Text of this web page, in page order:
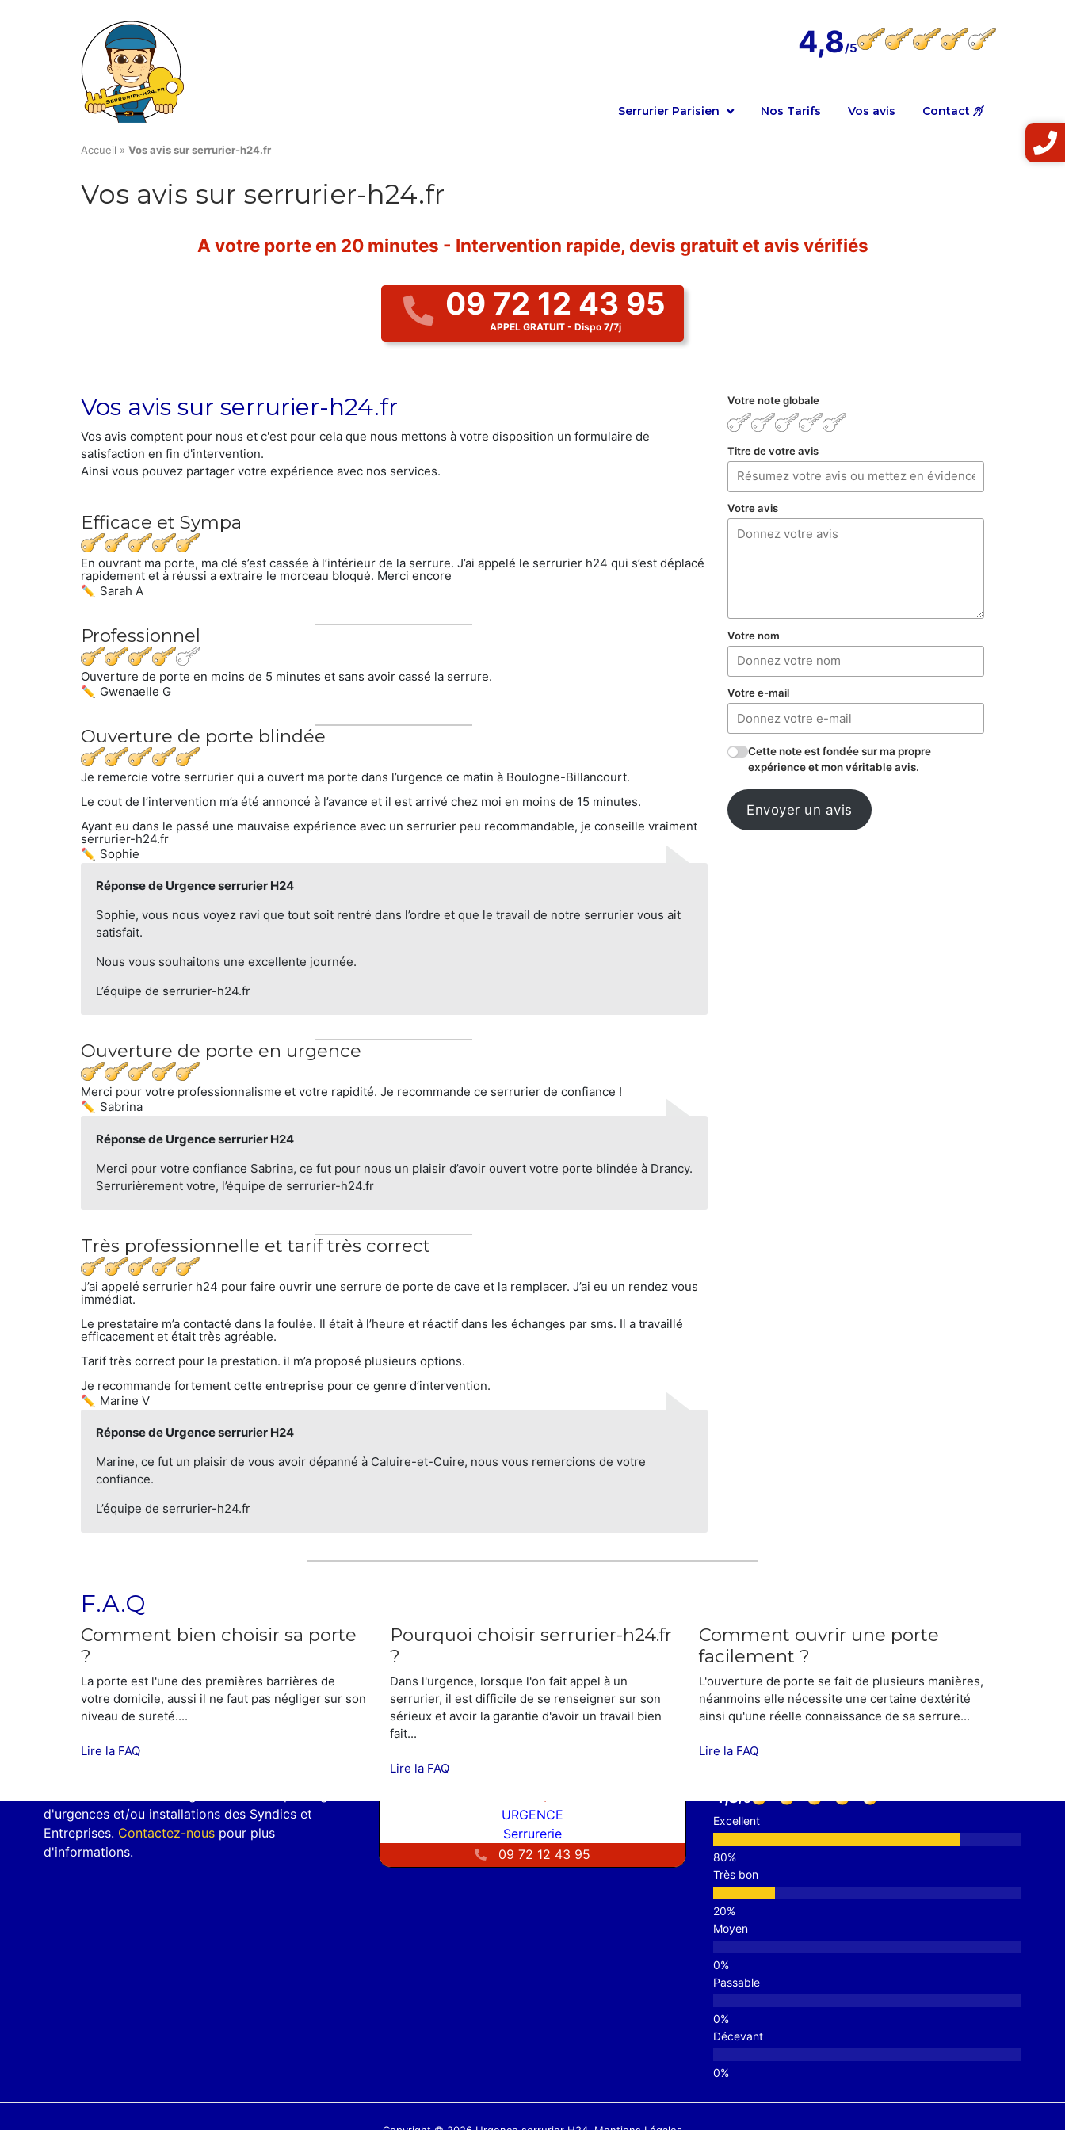
4,8
Serrurier Parisien Nos Tarifs Vos avis Contact
Accueil » Vos avis sur serrurier-h24.fr
Vos avis sur serrurier-h24.fr
A votre porte en 20 minutes - Intervention rapide, devis gratuit et avis vérifiés
09 72 12 43 95
APPEL GRATUIT - Dispo 7/7j
Vos avis sur serrurier-h24.fr
Vos avis comptent pour nous et c'est pour cela que nous mettons à votre disposition un formulaire de
satisfaction en fin d'intervention.
Ainsi vous pouvez partager votre expérience avec nos services.
Efficace et Sympa
En ouvrant ma porte, ma clé s’est cassée à l’intérieur de la serrure. J’ai appelé le serrurier h24 qui s’est déplacé
rapidement et à réussi a extraire le morceau bloqué. Merci encore
Sarah A
Professionnel
Ouverture de porte en moins de 5 minutes et sans avoir cassé la serrure.
Gwenaelle G
Ouverture de porte blindée
Je remercie votre serrurier qui a ouvert ma porte dans l’urgence ce matin à Boulogne-Billancourt.
Le cout de l’intervention m’a été annoncé à l’avance et il est arrivé chez moi en moins de 15 minutes.
Ayant eu dans le passé une mauvaise expérience avec un serrurier peu recommandable, je conseille vraiment
serrurier-h24.fr
Sophie
Réponse de Urgence serrurier H24
Sophie, vous nous voyez ravi que tout soit rentré dans l’ordre et que le travail de notre serrurier vous ait
satisfait.
Nous vous souhaitons une excellente journée.
L’équipe de serrurier-h24.fr
Ouverture de porte en urgence
Merci pour votre professionnalisme et votre rapidité. Je recommande ce serrurier de confiance !
Sabrina
Réponse de Urgence serrurier H24
Merci pour votre confiance Sabrina, ce fut pour nous un plaisir d’avoir ouvert votre porte blindée à Drancy.
Serrurièrement votre, l’équipe de serrurier-h24.fr
Très professionnelle et tarif très correct
J’ai appelé serrurier h24 pour faire ouvrir une serrure de porte de cave et la remplacer. J’ai eu un rendez vous
immédiat.
Le prestataire m’a contacté dans la foulée. Il était à l’heure et réactif dans les échanges par sms. Il a travaillé
efficacement et était très agréable.
Tarif très correct pour la prestation. il m’a proposé plusieurs options.
Je recommande fortement cette entreprise pour ce genre d’intervention.
Marine V
Réponse de Urgence serrurier H24
Marine, ce fut un plaisir de vous avoir dépanné à Caluire-et-Cuire, nous vous remercions de votre
confiance.
L’équipe de serrurier-h24.fr
Votre note globale
Titre de votre avis
Votre avis
Votre nom
Votre e-mail
Cette note est fondée sur ma propre
expérience et mon véritable avis.
Envoyer un avis
F.A.Q
Comment bien choisir sa porte
?
La porte est l'une des premières barrières de
votre domicile, aussi il ne faut pas négliger sur son
niveau de sureté....
Lire la FAQ
Pourquoi choisir serrurier-h24.fr
?
Dans l'urgence, lorsque l'on fait appel à un
serrurier, il est difficile de se renseigner sur son
sérieux et avoir la garantie d'avoir un travail bien
fait...
Lire la FAQ
Comment ouvrir une porte
facilement ?
L'ouverture de porte se fait de plusieurs manières,
néanmoins elle nécessite une certaine dextérité
ainsi qu'une réelle connaissance de sa serrure...
Lire la FAQ
SYNDICS ET ENTREPRISES
d'urgences et/ou installations des Syndics et
Entreprises. Contactez-nous pour plus
d'informations.
URGENCE
Serrurerie
09 72 12 43 95
VOS AVIS
4,8
Excellent
Très bon
Moyen
Passable
Décevant